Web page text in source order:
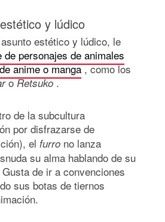
y lúdico
estético y lúdico, le
personajes de animales
anime o manga, como los
oRetsuko.
de la subcultura
por disfrazarse de
el furro no lanza
su alma hablando de su
de ir a convenciones
sus botas de tiernos